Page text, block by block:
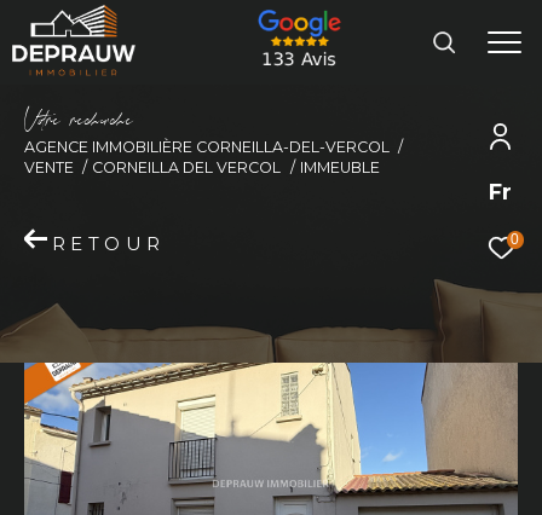
Fr
0
Vore recece
AGENCE IMMOBILIÈRE CORNEILLA-DEL-VERCOL
VENTE
CORNEILLA DEL VERCOL IMMEUBLE
RETOUR